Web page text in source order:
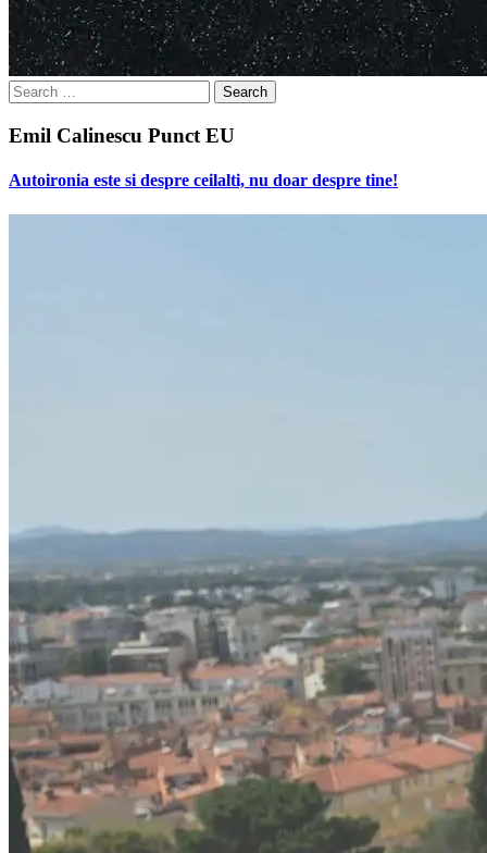
Search
for:
Emil Calinescu Punct EU
Autoironia este si despre ceilalti, nu doar despre tine!